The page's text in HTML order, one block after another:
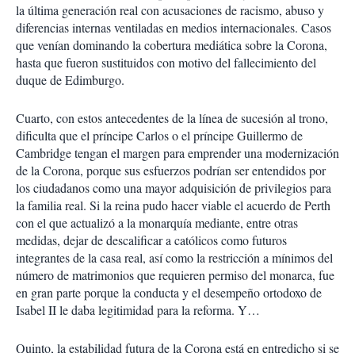
la última generación real con acusaciones de racismo, abuso y
diferencias internas ventiladas en medios internacionales. Casos
que venían dominando la cobertura mediática sobre la Corona,
hasta que fueron sustituidos con motivo del fallecimiento del
duque de Edimburgo.
Cuarto, con estos antecedentes de la línea de sucesión al trono,
dificulta que el príncipe Carlos o el príncipe Guillermo de
Cambridge tengan el margen para emprender una modernización
de la Corona, porque sus esfuerzos podrían ser entendidos por
los ciudadanos como una mayor adquisición de privilegios para
la familia real. Si la reina pudo hacer viable el acuerdo de Perth
con el que actualizó a la monarquía mediante, entre otras
medidas, dejar de descalificar a católicos como futuros
integrantes de la casa real, así como la restricción a mínimos del
número de matrimonios que requieren permiso del monarca, fue
en gran parte porque la conducta y el desempeño ortodoxo de
Isabel II le daba legitimidad para la reforma. Y…
Quinto, la estabilidad futura de la Corona está en entredicho si se